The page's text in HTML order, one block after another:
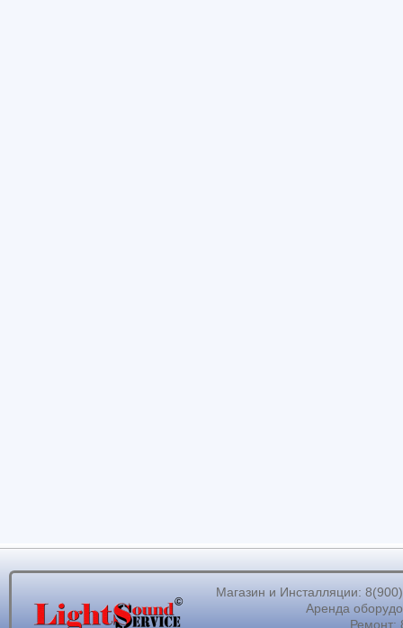
Магазин и Инсталляции:
Аренда
Ремонт: